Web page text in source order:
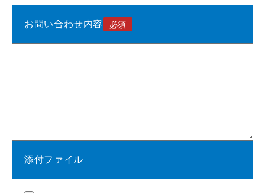
お問い合わせ内容
添付ファイル